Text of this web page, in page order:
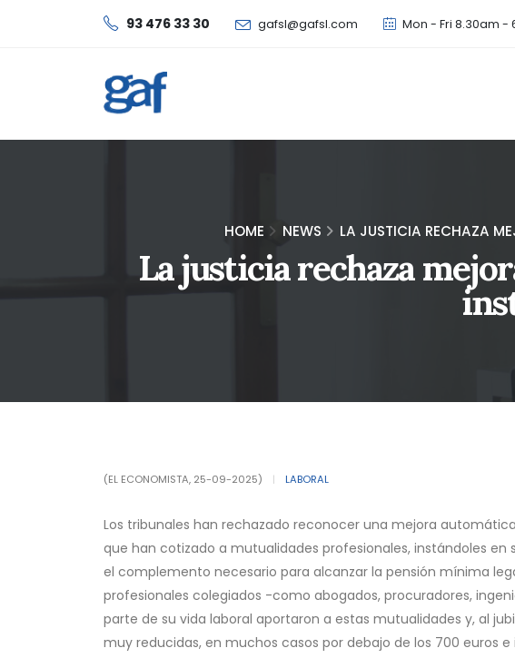
93 476 33 30 gafsl@gafsl.com Mon - Fri 8.30am -
HOME NEWS LA JUSTICIA RECHAZA
La justicia rechaza
(EL ECONOMISTA, 25-09-2025) | LABORAL
Los tribunales han rechazado reconocer una mejora
que han cotizado a mutualidades profesionales, instándoles en
el complemento necesario para alcanzar la pensión mínima
profesionales colegiados -como abogados, procuradores,
parte de su vida laboral aportaron a estas mutualidades y, al
muy reducidas, en muchos casos por debajo de los 700 euros e